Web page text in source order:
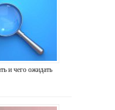
и чего ожидать